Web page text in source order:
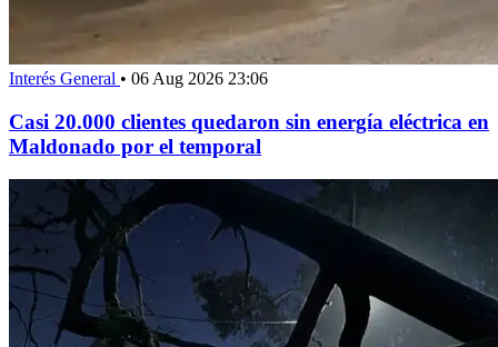
Interés General • 06 Aug 2026 23:06
Casi 20.000 clientes quedaron sin energía eléctrica en
Maldonado por el temporal